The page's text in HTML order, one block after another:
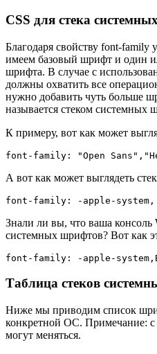
CSS для стека
Благодаря свойству font-
имеем базовый шрифт и один
шрифта. В случае с
должны охватить все
нужно добавить чуть больше
называется стеком системных
К примеру, вот как может
font-family: "Open
А вот как может выглядеть
font-family: -apple-system,
Знали ли вы, что ваша консоль
системных шрифтов? Вот как
font-family: -apple-
Таблица стеков
Ниже мы приводим список
конкретной ОС. Примечание:
могут меняться.